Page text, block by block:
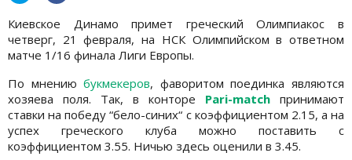
Киевское Динамо примет греческий Олимпиакос в
четверг, 21 февраля, на НСК Олимпийском в ответном
матче 1/16 финала Лиги Европы.
По мнениюбукмекеров, фаворитом поединка являются
хозяева поля. Так, в конторе Pari-match принимают
ставки на победу “бело-синих“ с коэффициентом 2.15, а на
успех греческого клуба можно поставить с
коэффициентом 3.55. Ничью здесь оценили в 3.45.